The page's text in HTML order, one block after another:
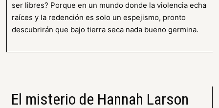
ser libres? Porque en un mundo donde la violencia echa
raíces y la redención es solo un espejismo, pronto
descubrirán que bajo tierra seca nada bueno germina.
El misterio de Hannah Larson